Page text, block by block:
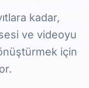
kadar,
ve videoyu
için